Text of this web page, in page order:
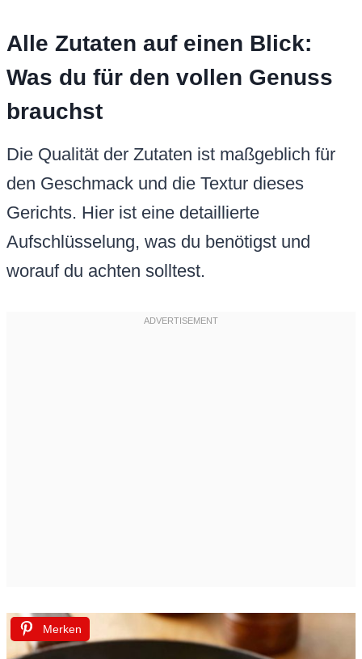
Alle Zutaten auf einen Blick:
Was du für den vollen Genuss
brauchst
Die Qualität der Zutaten ist maßgeblich für
den Geschmack und die Textur dieses
Gerichts. Hier ist eine detaillierte
Aufschlüsselung, was du benötigst und
worauf du achten solltest.
Merken